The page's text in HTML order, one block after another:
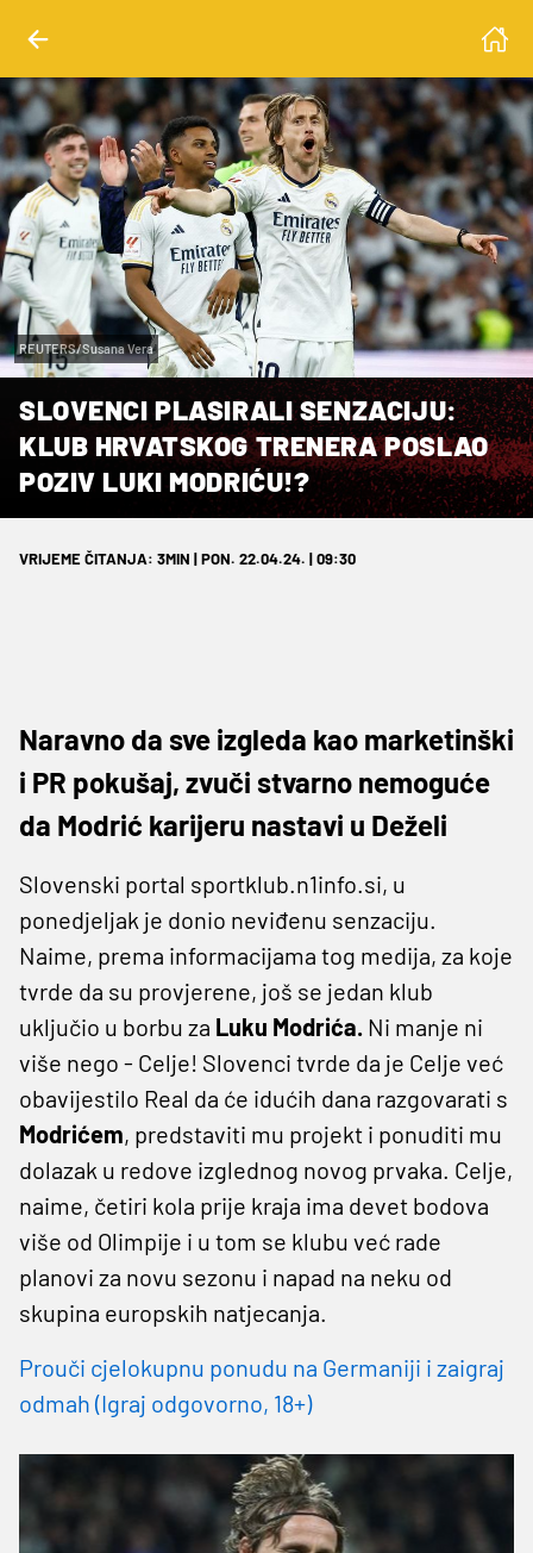
REUTERS/Susana Vera
SLOVENCI PLASIRALI SENZACIJU:
KLUB HRVATSKOG TRENERA POSLAO
POZIV LUKI MODRIĆU!?
VRIJEME ČITANJA: 3MIN | PON. 22.04.24. | 09:30
Naravno da sve izgleda kao marketinški
i PR pokušaj, zvuči stvarno nemoguće
da Modrić karijeru nastavi u Deželi
Slovenski portal sportklub.n1info.si, u
ponedjeljak je donio neviđenu senzaciju.
Naime, prema informacijama tog medija, za koje
tvrde da su provjerene, još se jedan klub
uključio u borbu za Luku Modrića. Ni manje ni
više nego - Celje! Slovenci tvrde da je Celje već
obavijestilo Real da će idućih dana razgovarati s
Modrićem, predstaviti mu projekt i ponuditi mu
dolazak u redove izglednog novog prvaka. Celje,
naime, četiri kola prije kraja ima devet bodova
više od Olimpije i u tom se klubu već rade
planovi za novu sezonu i napad na neku od
skupina europskih natjecanja.
Prouči cjelokupnu ponudu na Germaniji i zaigraj
odmah (Igraj odgovorno, 18+)